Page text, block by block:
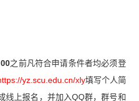
之前凡符合申请条件者均必须登
yz.scu.edu.cn/xly填写个人简
线上报名，并加入QQ群，群号和